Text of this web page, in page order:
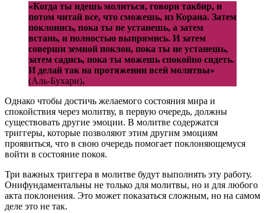
«Когда ты идешь молиться, говори такбир, и
потом читай все, что сможешь, из Корана. Затем
поклонись, пока ты не устанешь, а затем
встань, и полностью выпрямись. И затем
соверши земной поклон, пока ты не устанешь,
затем садись, пока ты можешь спокойно сидеть.
И делай так на протяжении всей молитвы»
(Аль-Бухари).
Однако чтобы достичь желаемого состояния мира и
спокойствия через молитву, в первую очередь, должны
существовать другие эмоции. В молитве содержатся
триггеры, которые позволяют этим другим эмоциям
проявиться, что в свою очередь помогает поклоняющемуся
войти в состояние покоя.
Три важных триггера в молитве будут выполнять эту работу.
Онифундаментальны не только для молитвы, но и для любого
акта поклонения. Это может показаться сложным, но на самом
деле это не так.